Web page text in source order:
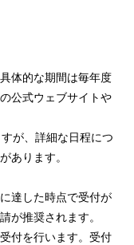
体的な期間は毎年度
公式ウェブサイトや
が、詳細な日程につ
あります。
達した時点で受付が
が推奨されます。
付を行います。受付